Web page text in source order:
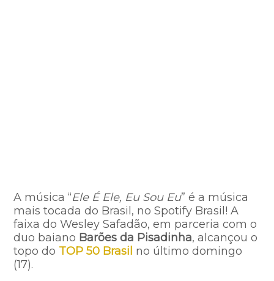
A música “Ele É Ele, Eu Sou Eu” é a música
mais tocada do Brasil, no Spotify Brasil! A
faixa do Wesley Safadão, em parceria com o
duo baiano Barões da Pisadinha, alcançou o
topo do TOP 50 Brasil no último domingo
(17).